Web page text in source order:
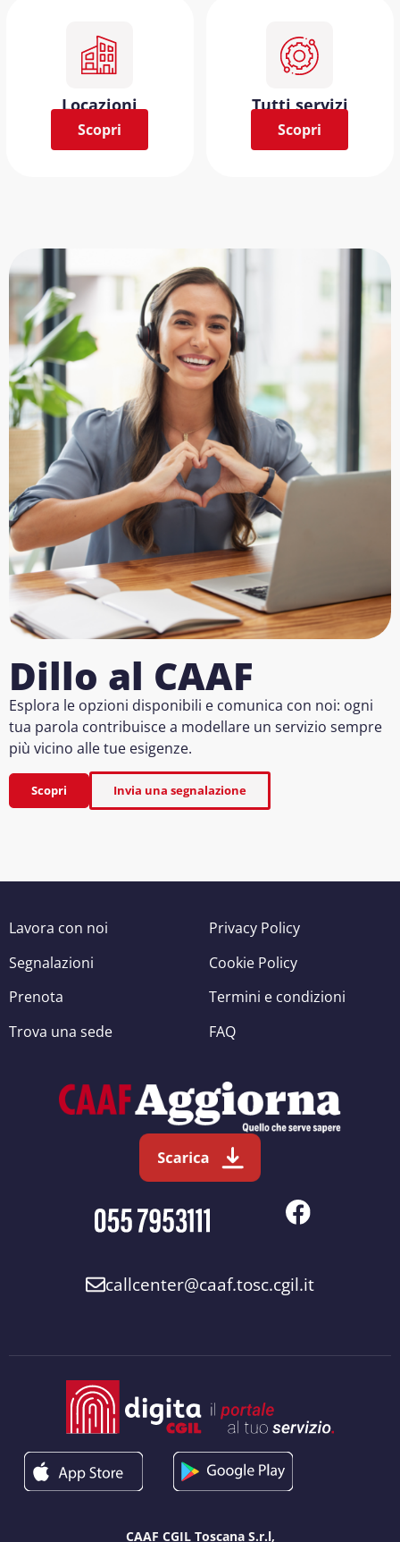
Locazioni
Scopri
Tutti servizi
Scopri
Dillo al CAAF
Esplora le opzioni disponibili e comunica con noi: ogni
tua parola contribuisce a modellare un servizio sempre
più vicino alle tue esigenze.
Scopri Invia una segnalazione
Lavora con noi
Segnalazioni
Prenota
Trova una sede
Privacy Policy
Cookie Policy
Termini e condizioni
FAQ
callcenter@caaf.tosc.cgil.it
CAAF CGIL Toscana S.r.l,